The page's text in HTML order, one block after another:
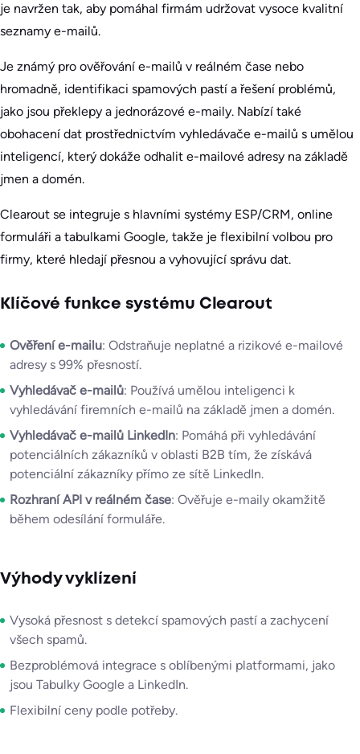
je navržen tak, aby pomáhal firmám udržovat vysoce kvalitní
seznamy e-mailů.
Je známý pro ověřování e-mailů v reálném čase nebo
hromadně, identifikaci spamových pastí a řešení problémů,
jako jsou překlepy a jednorázové e-maily. Nabízí také
obohacení dat prostřednictvím vyhledávače e-mailů s umělou
inteligencí, který dokáže odhalit e-mailové adresy na základě
jmen a domén.
Clearout se integruje s hlavními systémy ESP/CRM, online
formuláři a tabulkami Google, takže je flexibilní volbou pro
firmy, které hledají přesnou a vyhovující správu dat.
Klíčové funkce systému Clearout
Ověření e-mailu: Odstraňuje neplatné a rizikové e-mailové
adresy s 99% přesností.
Vyhledávač e-mailů: Používá umělou inteligenci k
vyhledávání firemních e-mailů na základě jmen a domén.
Vyhledávač e-mailů LinkedIn: Pomáhá při vyhledávání
potenciálních zákazníků v oblasti B2B tím, že získává
potenciální zákazníky přímo ze sítě LinkedIn.
Rozhraní API v reálném čase: Ověřuje e-maily okamžitě
během odesílání formuláře.
Výhody vyklízení
Vysoká přesnost s detekcí spamových pastí a zachycení
všech spamů.
Bezproblémová integrace s oblíbenými platformami, jako
jsou Tabulky Google a LinkedIn.
Flexibilní ceny podle potřeby.